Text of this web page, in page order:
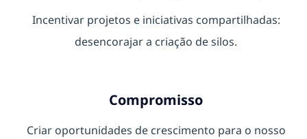
Incentivar projetos e iniciativas compartilhadas:
desencorajar a criação de silos.
Compromisso
Criar oportunidades de crescimento para o nosso